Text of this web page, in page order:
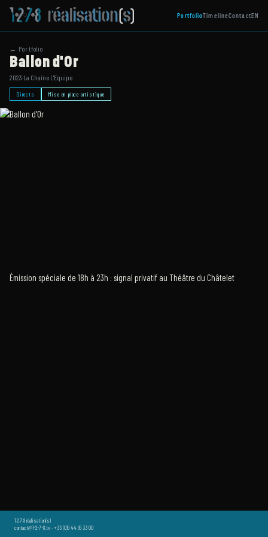
PortfolioTimelineContactEN
← Portfolio
Ballon d'Or
2023·La Chaîne L'Equipe
Directs Mise en place artistique
Émission spéciale de 18h à 23h : signal privatif au Théâtre du Châtelet
1·2·7·8 réalisation(s)
contact@1-2-7-8.tv · +33 (0)6 44 66 33 00